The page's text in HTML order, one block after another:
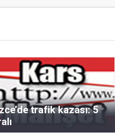
trafik kazası: 5